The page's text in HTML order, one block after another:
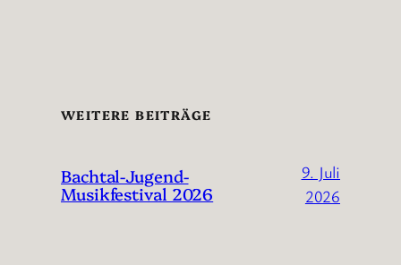
WEITERE BEITRÄGE
Bachtal-Jugend-
Musikfestival 2026
9. Juli
2026